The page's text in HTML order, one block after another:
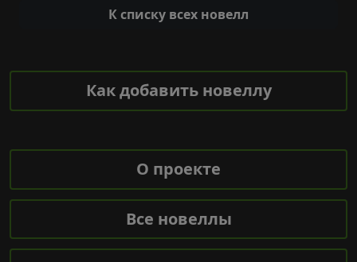
К списку всех новелл
Как добавить новеллу
О проекте
Все новеллы